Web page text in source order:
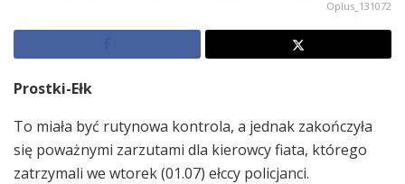
Oplus_131072
Prostki-Ełk
To miała być rutynowa kontrola, a jednak zakończyła
się poważnymi zarzutami dla kierowcy fiata, którego
zatrzymali we wtorek (01.07) ełccy policjanci.